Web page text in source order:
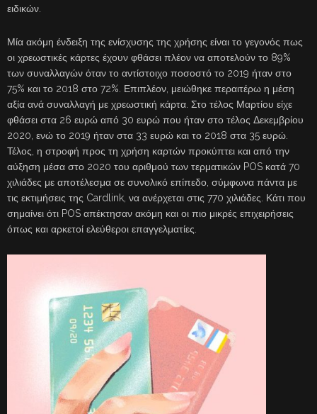
ειδικών.
Μία ακόμη ένδειξη της ενίσχυσης της χρήσης είναι το γεγονός πως
οι χρεωστικές κάρτες έχουν φθάσει πλέον να αποτελούν το 89%
των συναλλαγών όταν το αντίστοιχο ποσοστό το 2019 ήταν στο
75% και το 2018 στο 72%. Επιπλέον, μειώθηκε περαιτέρω η μέση
αξία ανά συναλλαγή με χρεωστική κάρτα. Στο τέλος Μαρτίου είχε
φθάσει στα 26 ευρώ από 30 ευρώ που ήταν στο τέλος Δεκεμβρίου
2020, ενώ το 2019 ήταν στα 33 ευρώ και το 2018 στα 35 ευρώ.
Τέλος, η στροφή προς τη χρήση καρτών προκύπτει και από την
αύξηση μέσα στο 2020 του αριθμού των τερματικών POS κατά 70
χιλιάδες με αποτέλεσμα σε συνολικό επίπεδο, σύμφωνα πάντα με
τις εκτιμήσεις της Cardlink, να ανέρχεται στις 770 χιλιάδες. Κάτι που
σημαίνει ότι POS απέκτησαν ακόμη και οι πιο μικρές επιχειρήσεις
όπως και αρκετοί ελεύθεροι επαγγελματίες.